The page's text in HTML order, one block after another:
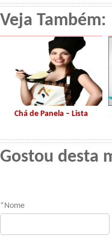
Veja Também:
Chá de Panela – Lista
Gostou desta
* Nome